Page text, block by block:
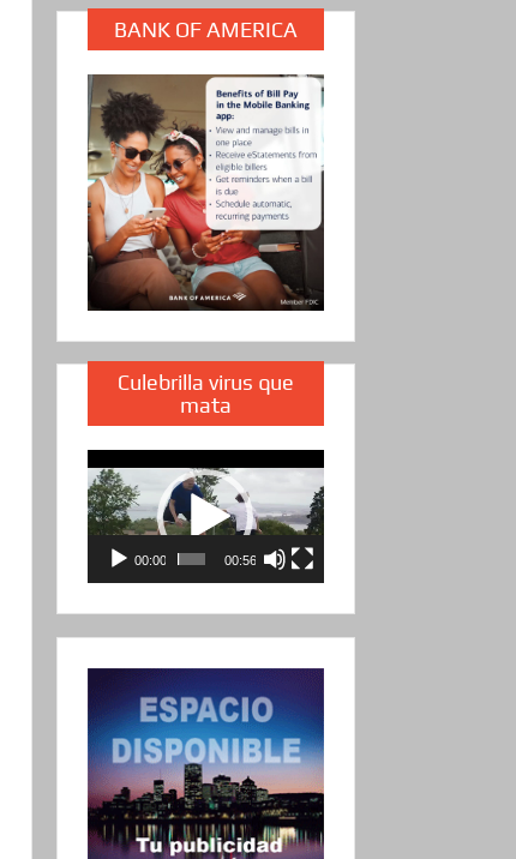
BANK OF AMERICA
Culebrilla virus que
mata
Reproductor
de
vídeo
00:00 00:56